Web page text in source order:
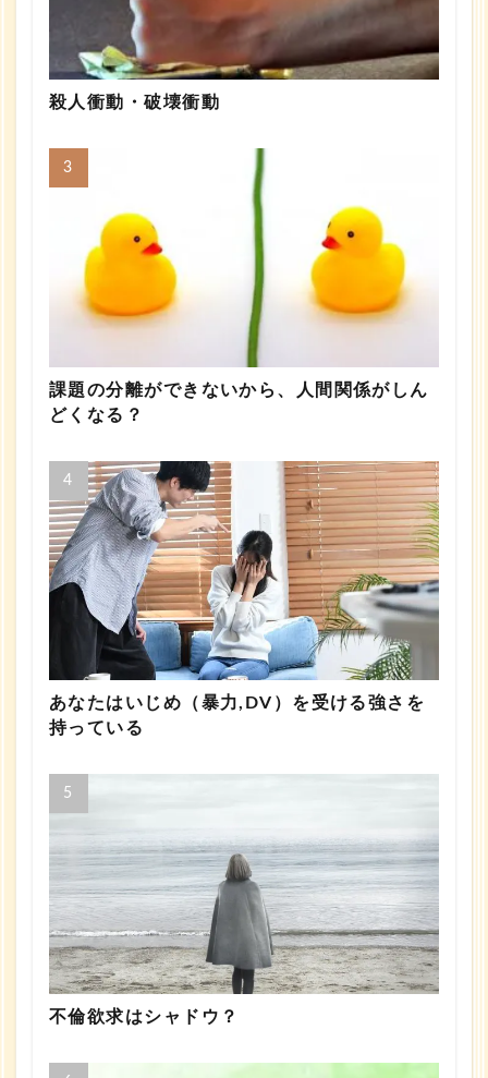
殺人衝動・破壊衝動
課題の分離ができないから、人間関係がしん
どくなる？
あなたはいじめ（暴力,DV）を受ける強さを
持っている
不倫欲求はシャドウ？